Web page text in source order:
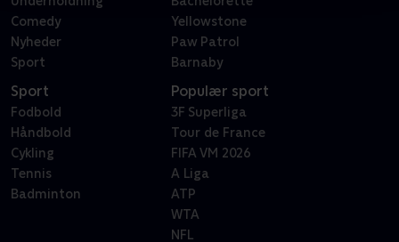
Comedy
Nyheder
Sport
Yellowstone
Paw Patrol
Barnaby
Sport
Fodbold
Håndbold
Cykling
Tennis
Badminton
Populær sport
3F Superliga
Tour de France
FIFA VM 2026
A Liga
ATP
WTA
NFL